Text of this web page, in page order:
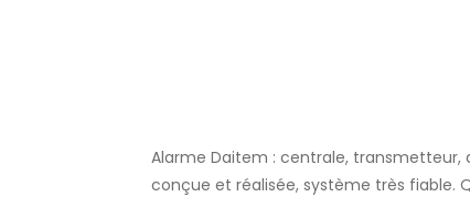
Alarme Daitem : centrale, transmetteur,
conçue et réalisée, système très fiable.